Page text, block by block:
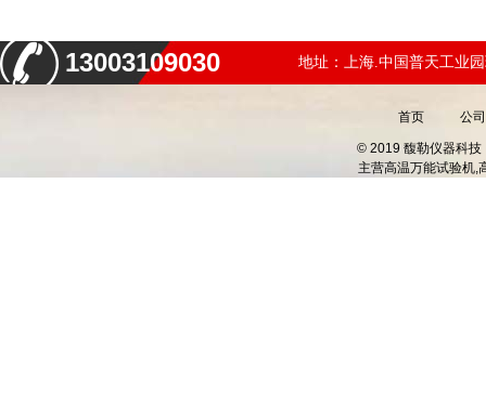
13003109030 地址：上海.中国普天工业
首页 公
© 2019 馥勒仪器科技
主营高温万能试验机,